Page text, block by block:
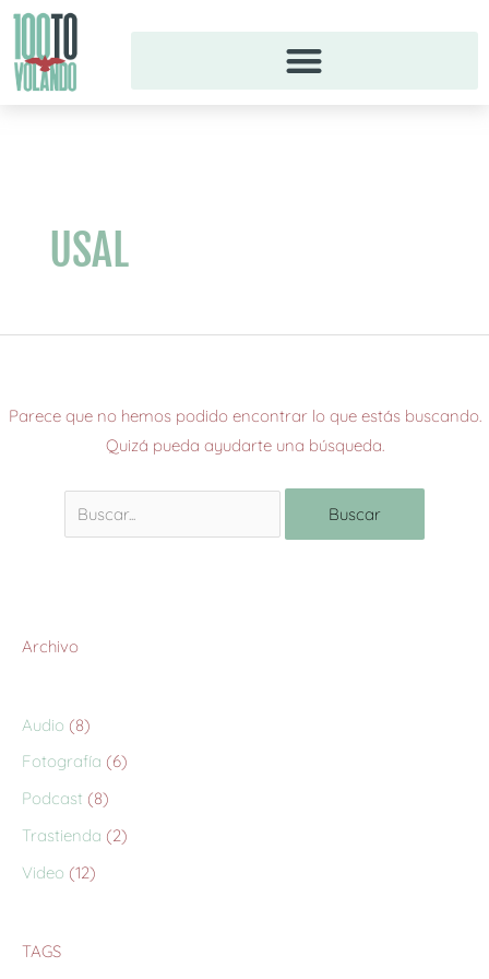
contenido
USAL
Parece que no hemos podido encontrar lo que estás buscando.
Quizá pueda ayudarte una búsqueda.
Archivo
Audio (8)
Fotografía (6)
Podcast (8)
Trastienda (2)
Video (12)
TAGS